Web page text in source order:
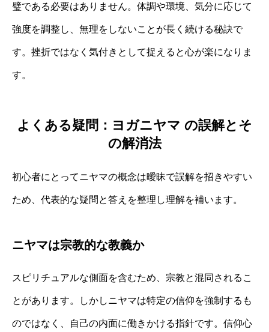
璧である必要はありません。体調や環境、気分に応じて
強度を調整し、無理をしないことが長く続ける秘訣で
す。挫折ではなく気付きとして捉えると心が楽になりま
す。
よくある疑問：ヨガニヤマ の誤解とそ
の解消法
初心者にとってニヤマの概念は曖昧で誤解を招きやすい
ため、代表的な疑問と答えを整理し理解を補います。
ニヤマは宗教的な教義か
スピリチュアルな側面を含むため、宗教と混同されるこ
とがあります。しかしニヤマは特定の信仰を強制するも
のではなく、自己の内面に働きかける指針です。信仰心